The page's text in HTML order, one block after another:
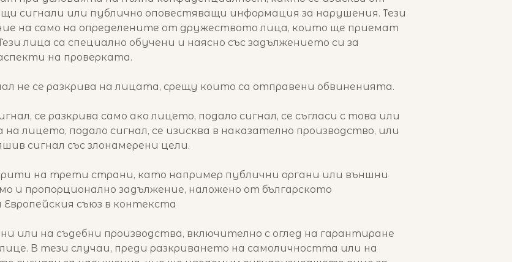
сигнали или публично оповестяващи информация за нарушения. Тези
на само на определените от дружеството лица, които ще приемат
лица са специално обучени и наясно със задължението си за
на проверката.
не се разкрива на лицата, срещу които са отправени обвиненията.
се разкрива само ако лицето, подало сигнал, се съгласи с това или
лицето, подало сигнал, се изисква в наказателно производство, или
сигнал със злонамерени цели.
на трети страни, като например публични органи или външни
и пропорционално задължение, наложено от българското
съюз в контекста
или на съдебни производства, включително с оглед на гарантиране
В тези случаи, преди разкриването на самоличността или на